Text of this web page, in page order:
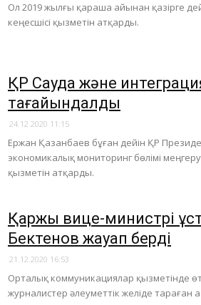
Ол 2019 жылғы қараша айынан қазірге
кеңесшісі қызметін атқарды.​
ҚР Сауда және
тағайындалды
24.12.2020 11:15
Ержан Қазанбаев бұған дейін ҚР
экономикалық мониторинг бөлімі
қызметін атқарды.
Қаржы вице-министрі
Бектенов жауап берді
21.12.2020 16:53
​Орталық коммуникациялар қызметінде
журналистер әлеуметтік желіде